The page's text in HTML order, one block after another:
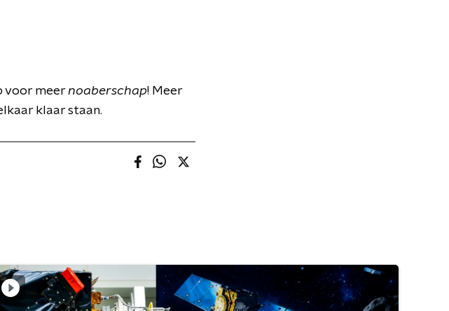
voor meernoaberschap! Meer
klaar staan.